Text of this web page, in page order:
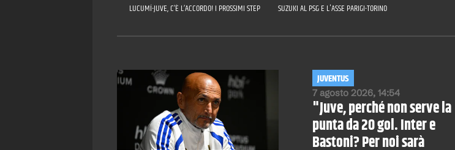
LUCUMÍ-JUVE, C’È L’ACCORDO! I PROSSIMI STEP SUZUKI AL PSG E L'ASSE PARIGI-TORINO
7 agosto 2026, 14:54
JUVENTUS
"Juve, perché non serve la
punta da 20 gol. Inter e
Bastoni? Per noi sarà